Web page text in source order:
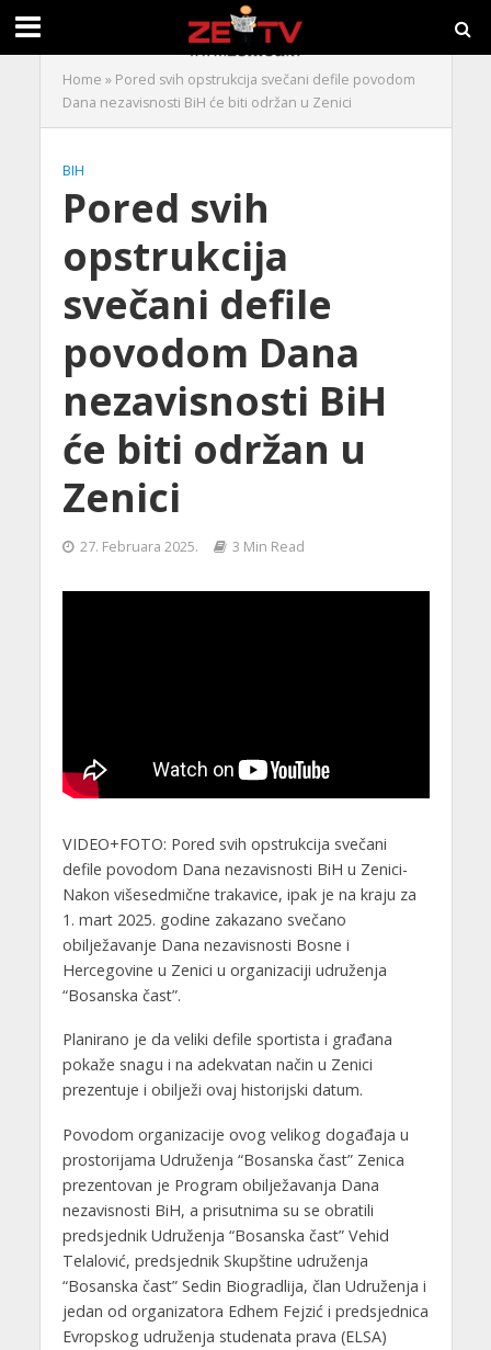
Home » Pored svih opstrukcija svečani defile povodom
Dana nezavisnosti BiH će biti održan u Zenici
BIH
Pored svih
opstrukcija
svečani defile
povodom Dana
nezavisnosti BiH
će biti održan u
Zenici
27. Februara 2025. 3 Min Read
VIDEO+FOTO: Pored svih opstrukcija svečani
defile povodom Dana nezavisnosti BiH u Zenici-
Nakon višesedmične trakavice, ipak je na kraju za
1. mart 2025. godine zakazano svečano
obilježavanje Dana nezavisnosti Bosne i
Hercegovine u Zenici u organizaciji udruženja
“Bosanska čast”.
Planirano je da veliki defile sportista i građana
pokaže snagu i na adekvatan način u Zenici
prezentuje i obilježi ovaj historijski datum.
Povodom organizacije ovog velikog događaja u
prostorijama Udruženja “Bosanska čast” Zenica
prezentovan je Program obilježavanja Dana
nezavisnosti BiH, a prisutnima su se obratili
predsjednik Udruženja “Bosanska čast” Vehid
Telalović, predsjednik Skupštine udruženja
“Bosanska čast” Sedin Biogradlija, član Udruženja i
jedan od organizatora Edhem Fejzić i predsjednica
Evropskog udruženja studenata prava (ELSA)